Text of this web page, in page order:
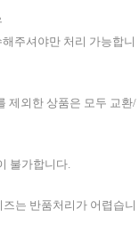
주셔야만 처리 가능합니
제외한 상품은 모두 교환/
불가합니다.
는 반품처리가 어렵습니